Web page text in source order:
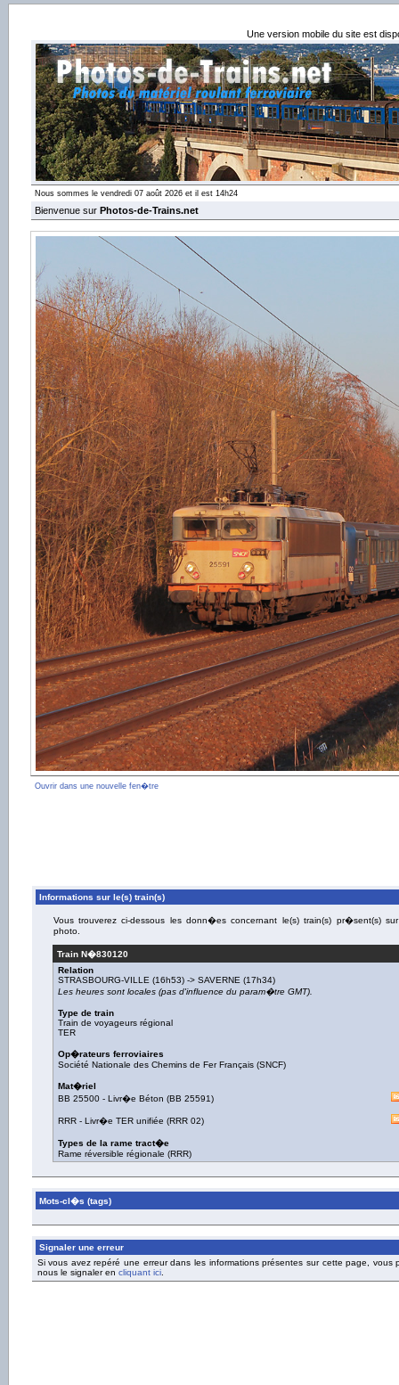
Une version mobile du site est
Nous sommes le vendredi 07 août 2026 et il est 14h24
Bienvenue sur Photos-de-Trains.net
Ouvrir dans une nouvelle fen�tre
Informations sur le(s) train(s)
Vous trouverez ci-dessous les donn�es concernant le(s) train(s) pr�sent(s)
photo.
Train N�830120
Relation
STRASBOURG-VILLE (16h53) -> SAVERNE (17h34)
Les heures sont locales (pas d'influence du param�tre GMT).
Type de train
Train de voyageurs régional
TER
Op�rateurs ferroviaires
Société Nationale des Chemins de Fer Français (SNCF)
Mat�riel
BB 25500 - Livr�e Béton (BB 25591)
RRR - Livr�e TER unifiée (RRR 02)
Types de la rame tract�e
Rame réversible régionale (RRR)
Mots-cl�s (tags)
Signaler une erreur
Si vous avez repéré une erreur dans les informations présentes sur cette page, vous
nous le signaler en cliquant ici.